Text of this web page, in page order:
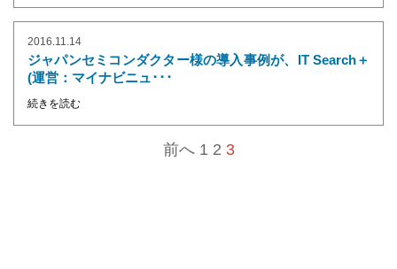
2016.11.14
ジャパンセミコンダクター様の導入事例が、IT Search＋
(運営：マイナビニュ･･･
続きを読む
前へ 1 2 3